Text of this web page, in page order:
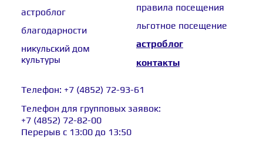
астроблог
благодарности
никульский дом
культуры
правила посещения
льготное посещение
астроблог
контакты
Телефон: +7 (4852) 72-93-61
Телефон для групповых заявок:
+7 (4852) 72-82-00
Перерыв с 13:00 до 13:50